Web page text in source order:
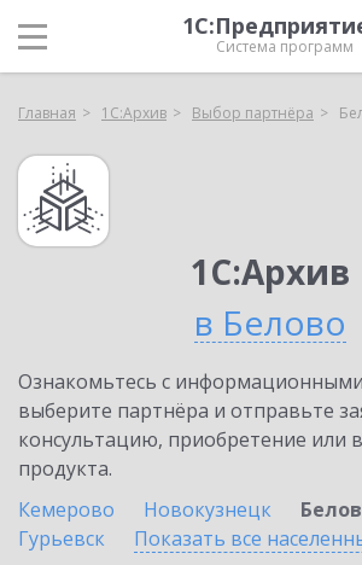
Система программ
Главная 1С:Архив Выбор партнёра
1С:Архив
в Белово
Ознакомьтесь с
выберите партнёра и отправьте
консультацию, приобретение или
продукта.
Кемерово
Новокузнецк
Гурьевск
Показать все